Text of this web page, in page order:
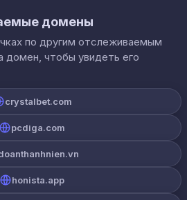
домены
по другим отслеживаемым
чтобы увидеть его
crystalbet.com
pcdiga.com
honista.app